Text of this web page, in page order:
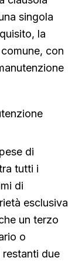
singola
la
con
di
tutti i
di
esclusiva
un terzo
o
due